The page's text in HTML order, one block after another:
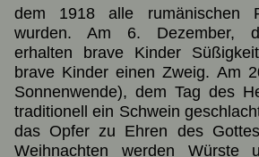
dem 1918 alle rumänischen
wurden. Am 6. Dezember,
erhalten brave Kinder
brave Kinder einen Zweig. Am
Sonnenwende), dem Tag des
traditionell ein Schwein
das Opfer zu Ehren des
Weihnachten werden Würste